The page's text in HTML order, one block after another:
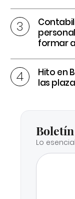
formar
Hito en
las
Lo